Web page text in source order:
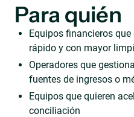
Para quién
Equipos financieros
rápido y con mayor
Operadores que
fuentes de ingresos o
Equipos que quieren
conciliación